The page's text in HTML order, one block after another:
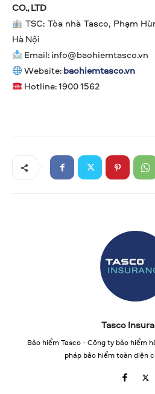
CO., LTD
TSC: Tòa nhà Tasco, Phạm
Hà Nội
Email:info@baohiemtasco.vn
Website:baohiemtasco.vn
Hotline: 1900 1562
Tasco
Bảo hiểm Tasco - Công ty bảo hiểm
pháp bảo hiểm toàn diện